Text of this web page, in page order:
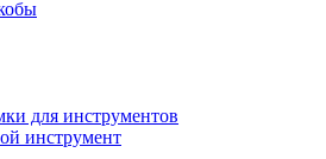
для инструментов
инструмент